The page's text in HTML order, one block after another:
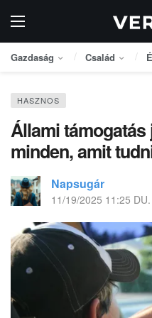
Gazdaság Család
HASZNOS
Állami
minden, amit
Napsugár
11/19/2025 11:25 DU.